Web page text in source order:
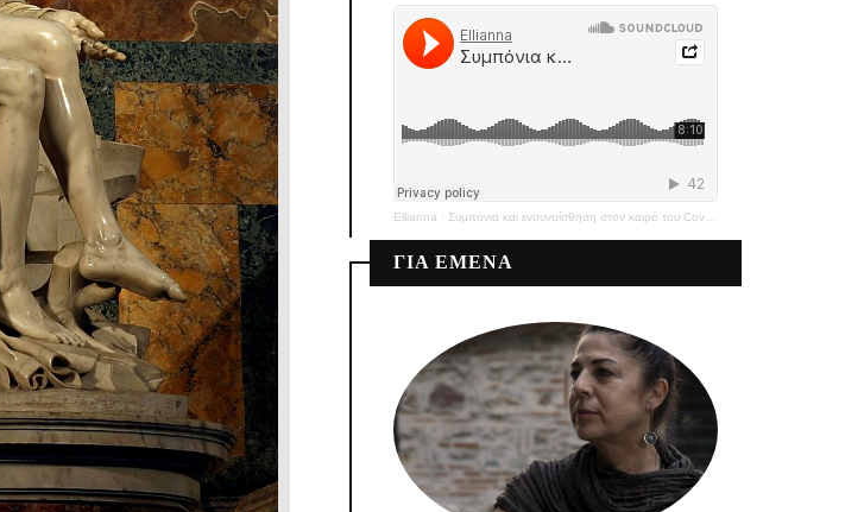
Ellianna · Συμπόνια και ενσυναίσθηση στον καιρό του Covid-19
ΓΙΑ ΕΜΕΝΑ